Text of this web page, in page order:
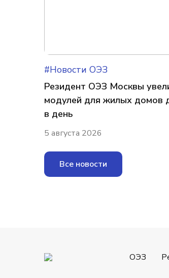
#Новости ОЭЗ
Резидент ОЭЗ Москвы
модулей для жилых домов
в день
5 августа 2026
Все новости
ОЭЗ